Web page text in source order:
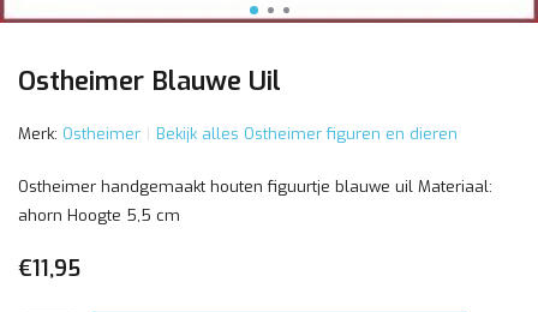
Ostheimer Blauwe Uil
Merk: Ostheimer Bekijk alles Ostheimer figuren en dieren
Ostheimer handgemaakt houten figuurtje blauwe uil Materiaal:
ahorn Hoogte 5,5 cm
€11,95